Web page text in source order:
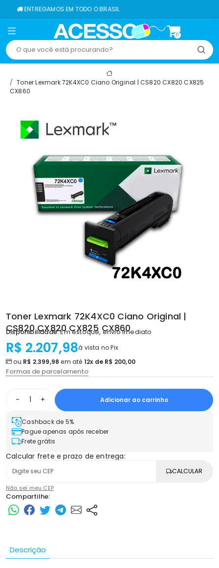
EM TODO O BRASIL
0
Toner Lexmark 72K4XC0 Ciano Original | CS820 CX820 CX825
CX860
Toner Lexmark 72K4XC0 Ciano Original |
CS820 CX820 CX825 CX860
Disponibilidade:Em estoque, envio imediato
R$ 2.207,98à vista no Pix
ou R$ 2.399,98 em até 12x de R$ 200,00
Formas de parcelamento
- + Adicionar ao carrinho
Cashback de 5%
Pague apenas após receber
Frete grátis
Calcular frete e prazo de entrega:
CALCULAR
Não sei meu CEP
Compartilhe:
Descrição